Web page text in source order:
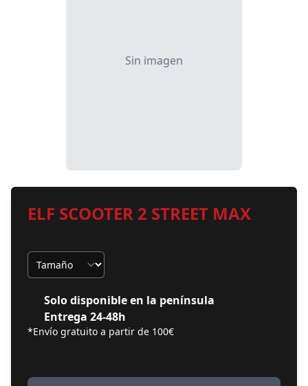
Sin imagen
ELF SCOOTER 2 STREET MAX
Tamaño
Solo disponible en la península
Entrega 24-48h
*Envío gratuito a partir de 100€